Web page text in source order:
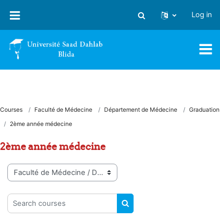
Toggle search input
Log in
Courses Faculté de Médecine Département de Médecine
Graduation
2ème année médecine
2ème année médecine
Course categories
Search courses
SEARCH COURSES